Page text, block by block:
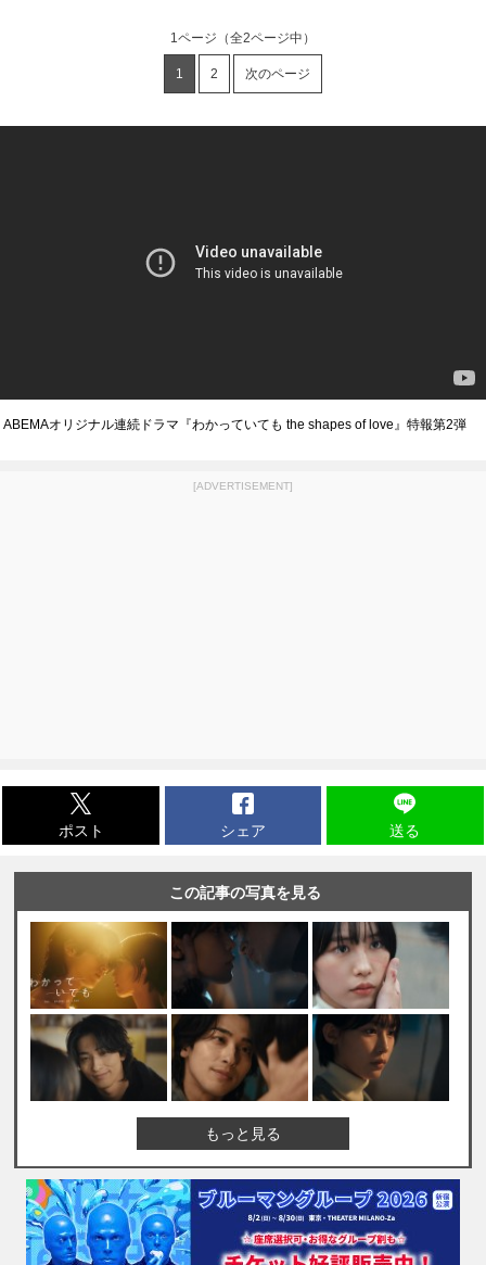
1ページ （全2ページ中）
1 2 次のページ
ABEMAオリジナル連続ドラマ『わかっていても the shapes of love』特報第2弾
[ADVERTISEMENT]
ポスト シェア 送る
この記事の写真を見る
もっと見る